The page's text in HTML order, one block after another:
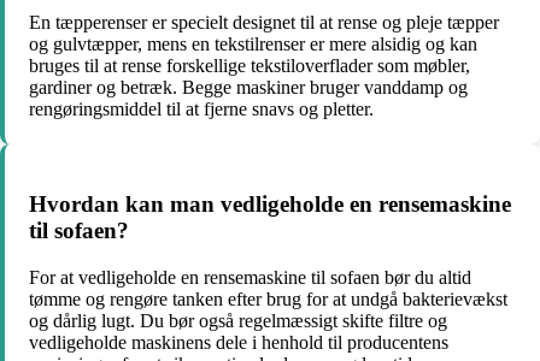
En tæpperenser er specielt designet til at rense og pleje tæpper
og gulvtæpper, mens en tekstilrenser er mere alsidig og kan
bruges til at rense forskellige tekstiloverflader som møbler,
gardiner og betræk. Begge maskiner bruger vanddamp og
rengøringsmiddel til at fjerne snavs og pletter.
Hvordan kan man vedligeholde en rensemaskine
til sofaen?
For at vedligeholde en rensemaskine til sofaen bør du altid
tømme og rengøre tanken efter brug for at undgå bakterievækst
og dårlig lugt. Du bør også regelmæssigt skifte filtre og
vedligeholde maskinens dele i henhold til producentens